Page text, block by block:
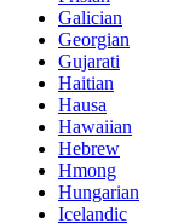
Galician
Georgian
Gujarati
Haitian
Hausa
Hawaiian
Hebrew
Hmong
Hungarian
Icelandic